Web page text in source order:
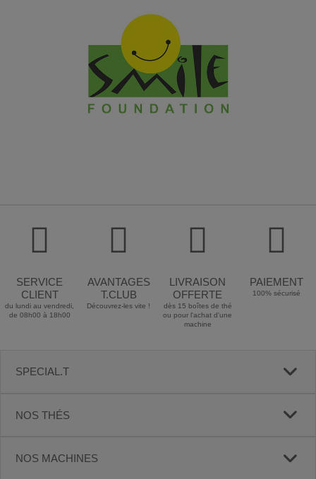
SERVICE
CLIENT
du lundi au vendredi,
de 08h00 à 18h00
AVANTAGES
T.CLUB
Découvrez-les vite !
LIVRAISON
OFFERTE
dès 15 boîtes de thé
ou pour l'achat d'une
machine
PAIEMENT
100% sécurisé
SPECIAL.T
NOS THÉS
NOS MACHINES